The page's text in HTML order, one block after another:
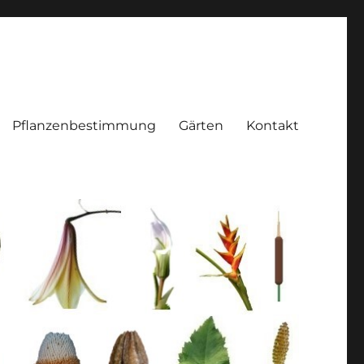
Pflanzenbestimmung Gärten Kontakt